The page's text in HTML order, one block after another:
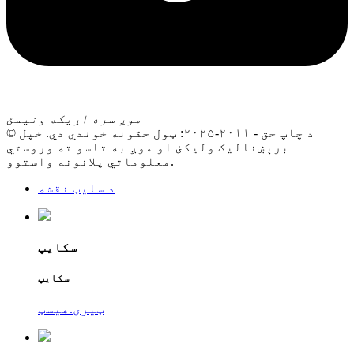
موږ سره اړیکه ونیسئ
© د چاپ حق - ۲۰۱۱-۲۰۲۵: ټول حقونه خوندي دي. خپل
برېښنالیک ولیکئ او موږ به تاسو ته وروستي
معلوماتي پلانونه واستوو.
د سایټ نقشه
سکایپ
سکایپ
ټیری.هیسټ